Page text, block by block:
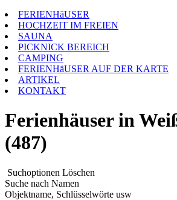
FERIENHäUSER
HOCHZEIT IM FREIEN
SAUNA
PICKNICK BEREICH
CAMPING
FERIENHäUSER AUF DER KARTE
ARTIKEL
KONTAKT
Ferienhäuser in
(487)
Suchoptionen Löschen
Suche nach Namen
Objektname, Schlüsselwörte usw